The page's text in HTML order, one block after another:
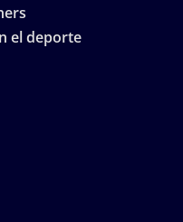
el deporte